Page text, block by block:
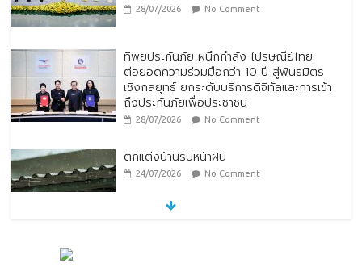
28/07/2026 No Comment
ทิพยประกันภัย ผนึกกำลัง ไปรษณีย์ไทย
ต่อยอดความร่วมมือกว่า 10 ปี สู่พันธมิตร
เชิงกลยุทธ์ ยกระดับบริการดิจิทัลและการเข้า
ถึงประกันภัยเพื่อประชาชน
28/07/2026 No Comment
ตกแต่งบ้านรับหน้าฝน
24/07/2026 No Comment